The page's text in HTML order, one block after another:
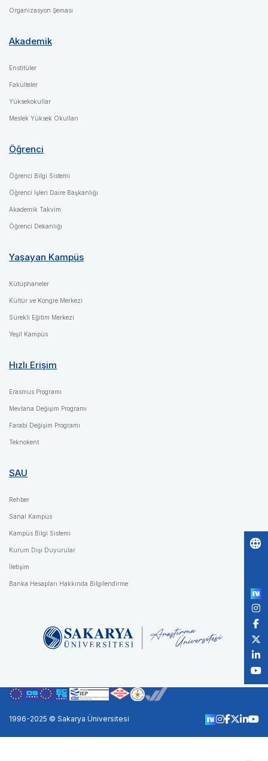
Organizasyon Şeması
Akademik
Enstitüler
Fakülteler
Yüksekokullar
Meslek Yüksek Okulları
Öğrenci
Öğrenci Bilgi Sistemi
Öğrenci İşleri Daire Başkanlığı
Akademik Takvim
Öğrenci Dekanlığı
Yaşayan Kampüs
Kütüphaneler
Kültür ve Kongre Merkezi
Sürekli Eğitim Merkezi
Yeşil Kampüs
Hızlı Erişim
Erasmus Programı
Mevlana Değişim Programı
Farabi Değişim Programı
Teknokent
SAU
Rehber
Sanal Kampüs
Kampüs Bilgi Sistemi
Kurum Dışı Duyurular
İletişim
Banka Hesapları Hakkında Bilgilendirme
1996-2025 © Sakarya Üniversitesi